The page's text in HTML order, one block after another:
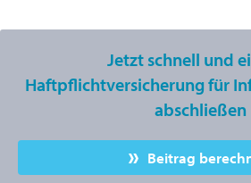
Jetzt schnell und
Haftpflichtversicherung für
abschließen
Beitrag